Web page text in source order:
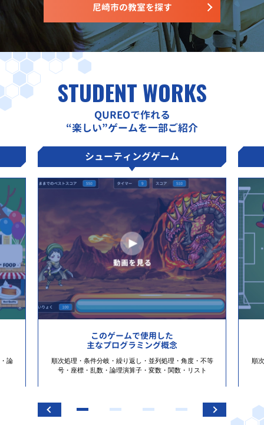
尼崎市の教室を探す
STUDENT WORKS
QUREOで作れる
“楽しい”ゲームを一部ご紹介
論
シューティングゲーム
このゲームで使用した
主なプログラミング概念
順次処理・条件分岐・繰り返し・並列処理・角度・不等
号・座標・乱数・論理演算子・変数・関数・リスト
順